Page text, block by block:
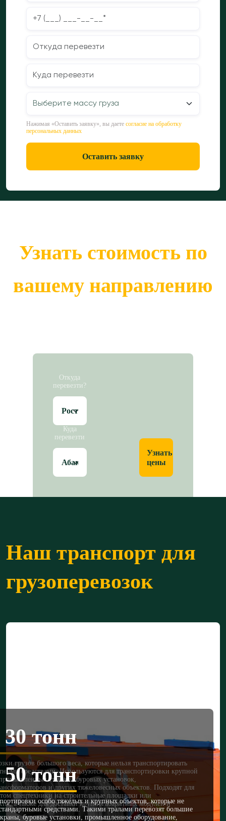
Нажимая «Оставить заявку», вы даете согласие на обработку
персональных данных
Оставить заявку
Узнать стоимость по
вашему направлению
Откуда
перевезти?
Куда
перевезти
Узнать
цены
Наш транспорт для
грузоперевозок
тонн
грузов большого веса, которые нельзя транспортировать
средствами. Используются для транспортировки крупной
станков, буровых установок,
и других тяжеловесных объектов. Подходят для
спецтехники на строительные площадки или
а также для доставки крупногабаритных модулей и
тонн
особо тяжелых и крупных объектов, которые не
средствами. Такими тралами перевозят большие
буровые установки, промышленное оборудование,